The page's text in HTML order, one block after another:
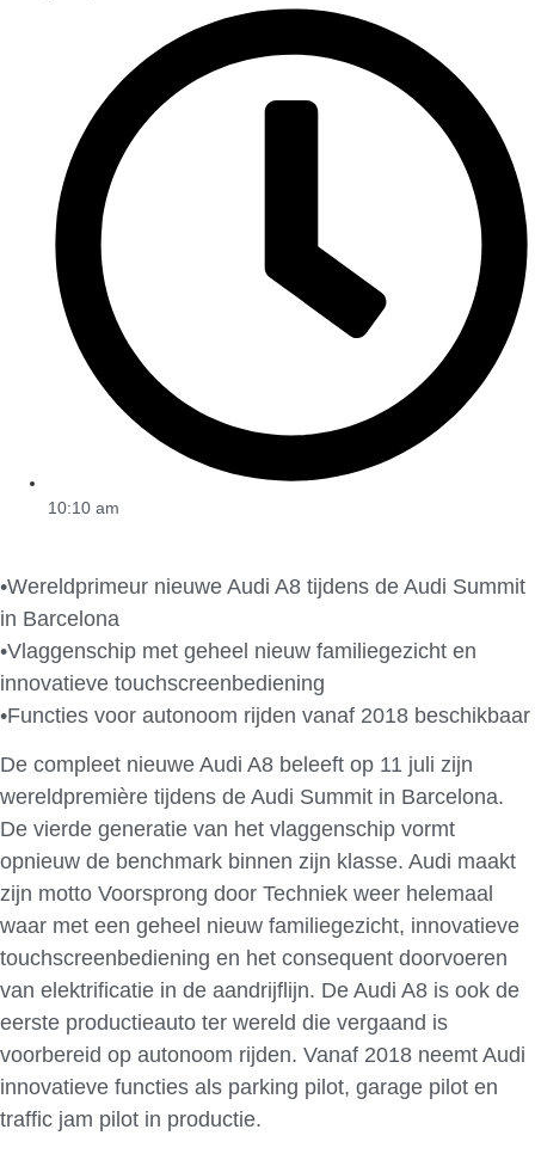
10:10 am
•Wereldprimeur nieuwe Audi A8 tijdens de Audi Summit
in Barcelona
•Vlaggenschip met geheel nieuw familiegezicht en
innovatieve touchscreenbediening
•Functies voor autonoom rijden vanaf 2018 beschikbaar
De compleet nieuwe Audi A8 beleeft op 11 juli zijn
wereldpremière tijdens de Audi Summit in Barcelona.
De vierde generatie van het vlaggenschip vormt
opnieuw de benchmark binnen zijn klasse. Audi maakt
zijn motto Voorsprong door Techniek weer helemaal
waar met een geheel nieuw familiegezicht, innovatieve
touchscreenbediening en het consequent doorvoeren
van elektrificatie in de aandrijflijn. De Audi A8 is ook de
eerste productieauto ter wereld die vergaand is
voorbereid op autonoom rijden. Vanaf 2018 neemt Audi
innovatieve functies als parking pilot, garage pilot en
traffic jam pilot in productie.